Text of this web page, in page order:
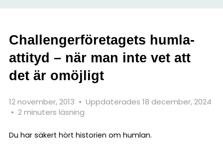
Challengerföretagets humla-
attityd – när man inte vet att
det är omöjligt
12 november, 2013 • Uppdaterades 18 december, 2024
• 2 minuters läsning
Du har säkert hört historien om humlan.